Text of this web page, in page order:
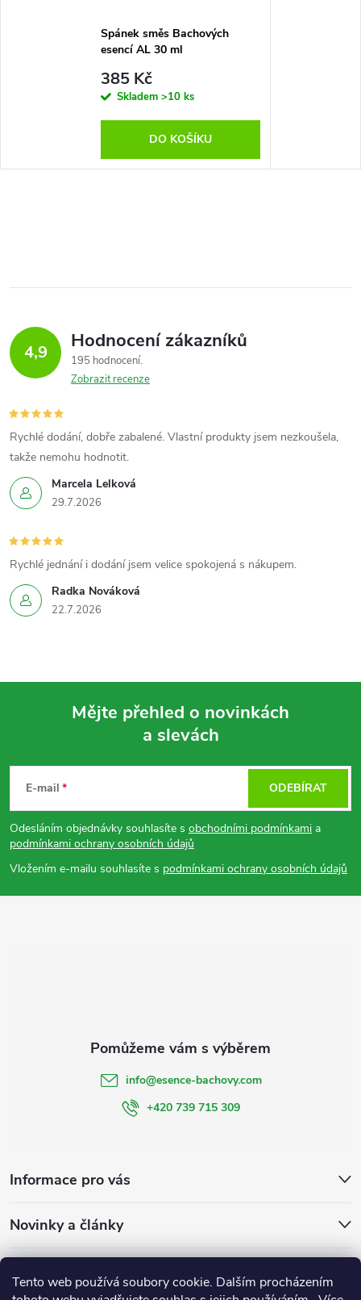
Tento web používá soubory cookie. Dalším procházením
Spánek směs Bachových
esencí AL 30 ml
385 Kč
Skladem >10 ks
DO KOŠÍKU
4,9 Hodnocení zákazníků
195 hodnocení
Zobrazit recenze
Marcela Lelková
29.7.2026
Rychlé dodání, dobře zabalené. Vlastní produkty jsem nezkoušela,
takže nemohu hodnotit.
Radka Nováková
22.7.2026
Rychlé jednání i dodání jsem velice spokojená s nákupem.
p
a
Mějte přehled o novinkách
a slevách
E-mail
Odesláním objednávky souhlasíte s obchodními podmínkami a
podmínkami ochrany osobních údajů
Vložením e-mailu souhlasíte s podmínkami ochrany osobních údajů
ODEBÍRAT
Informace pro vás
Novinky a články
info@esence-bachovy.com
+420 739 715 309
Bachovykapky